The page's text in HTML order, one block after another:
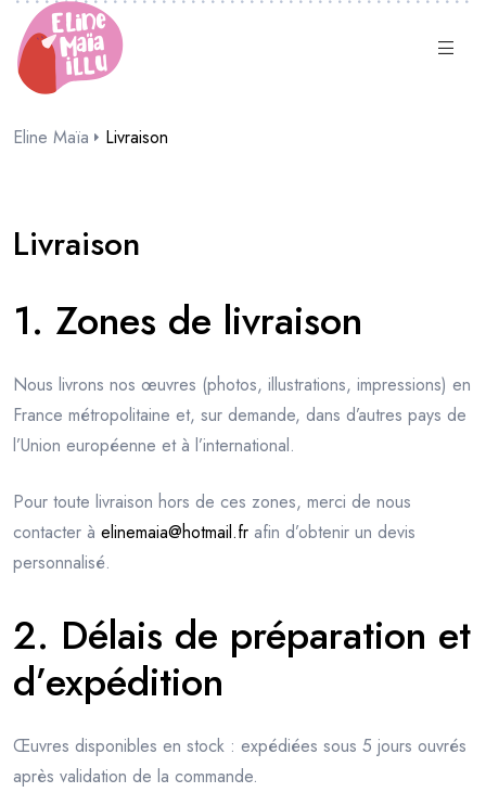
Eline Maïa Livraison
Livraison
1. Zones de livraison
Nous livrons nos œuvres (photos, illustrations, impressions) en
France métropolitaine et, sur demande, dans d’autres pays de
l’Union européenne et à l’international.
Pour toute livraison hors de ces zones, merci de nous
contacter à elinemaia@hotmail.fr afin d’obtenir un devis
personnalisé.
2. Délais de préparation et
d’expédition
Œuvres disponibles en stock : expédiées sous 5 jours ouvrés
après validation de la commande.